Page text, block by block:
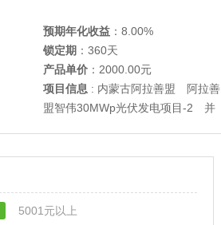
预期年化收益 ：8.00%
锁定期 ：360天
产品单价 ：2000.00元
项目信息 : 内蒙古阿拉善盟 阿拉善
盟智伟30MWp光伏发电项目-2 并
5001元以上